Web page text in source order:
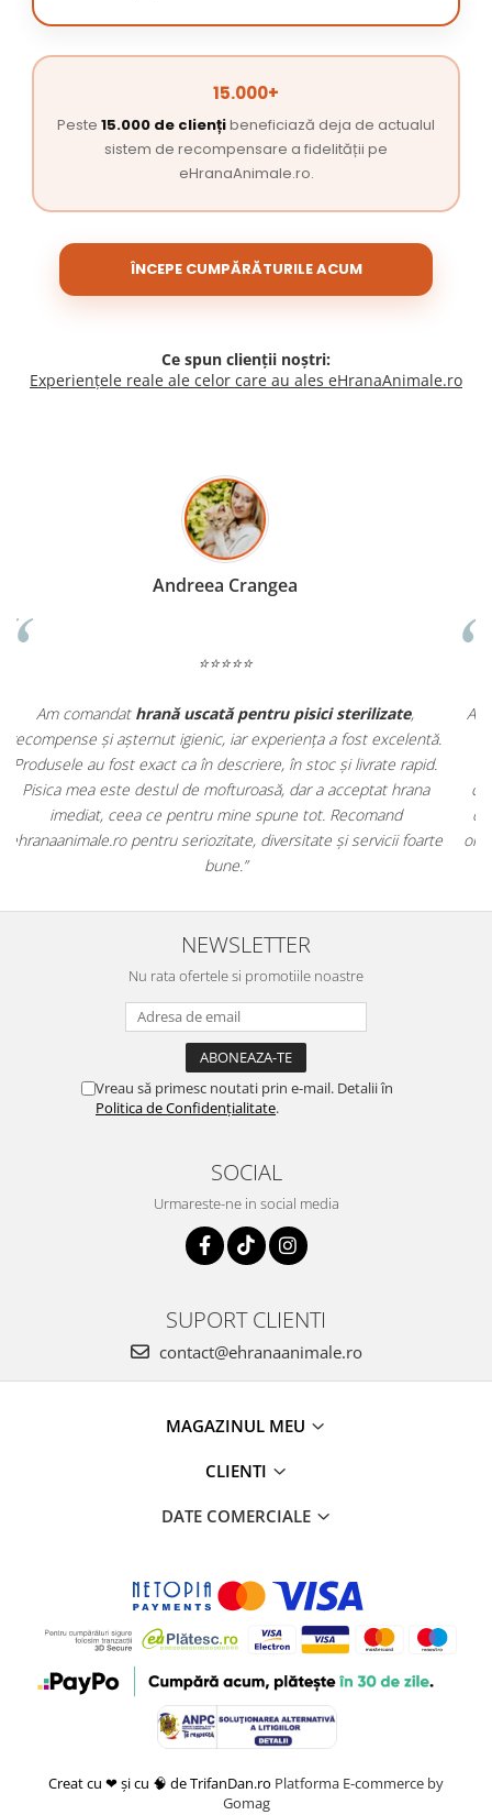
15.000+
Peste 15.000 de cliențibeneficiază deja de actualul
sistem de recompensare a fidelității pe
eHranaAnimale.ro.
ÎNCEPE CUMPĂRĂTURILE ACUM
Ce spun clienții noștri:
Experiențele reale ale celor care au ales eHranaAnimale.ro
Madalina Stancea
⭐⭐⭐⭐⭐
Apreciez foarte mult faptul că peehranaanimale.rogăsesc nu
doar hrană, ci și produse dinfarmacia veterinară:
antiparazitare, suplimente și soluții de îngrijire. Este foarte
comod să pot comanda tot ce am nevoie pentru animalul meu
dintr-un singur loc. Livrarea a fost rapidă, iar produsele au fost
originale și în termen. Magazin serios, bine organizat și foarte util
pentru orice stăpân de animale.
NEWSLETTER
Nu rata ofertele si promotiile noastre
Vreau să primesc noutati prin e-mail. Detalii în
Politica de Confidențialitate.
SOCIAL
Urmareste-ne in social media
SUPORT CLIENTI
contact@ehranaanimale.ro
MAGAZINUL MEU
CLIENTI
DATE COMERCIALE
Creat cu ❤ și cu 🧠 de TrifanDan.ro Platforma E-commerce by
Gomag